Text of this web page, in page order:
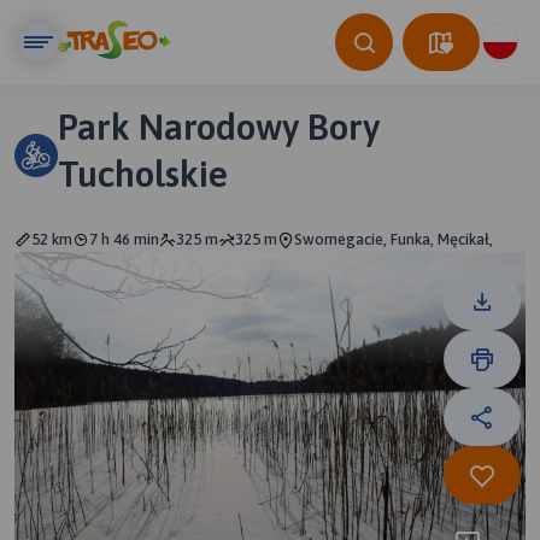
Park Narodowy Bory
Tucholskie
52 km 7 h 46 min 325 m 325 m Swornegacie, Funka, Męcikał,